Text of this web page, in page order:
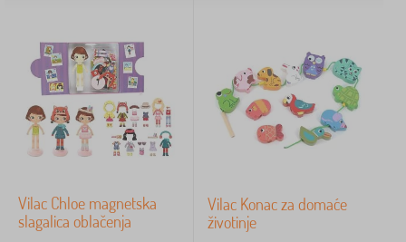
Vilac Chloe magnetska
slagalica oblačenja
Vilac Konac za domaće
životinje